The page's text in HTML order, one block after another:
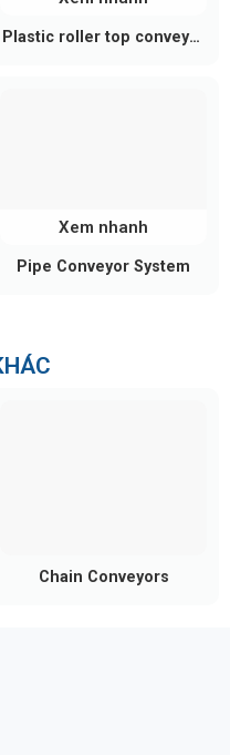
Plastic roller top conveyor
Pipe Conveyor System
Xem nhanh
Chain Conveyors